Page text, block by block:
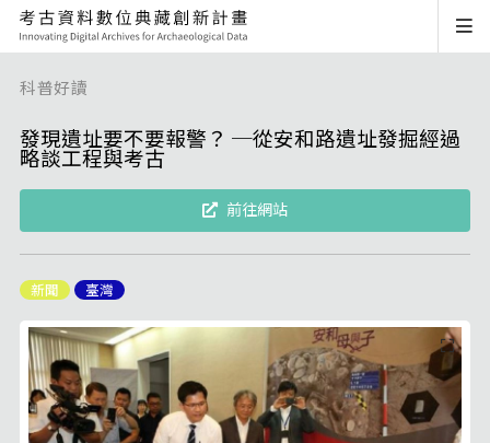
科普好讀
發現遺址要不要報警？ ─從安和路遺址發掘經過
略談工程與考古
前往網站
新聞 臺灣